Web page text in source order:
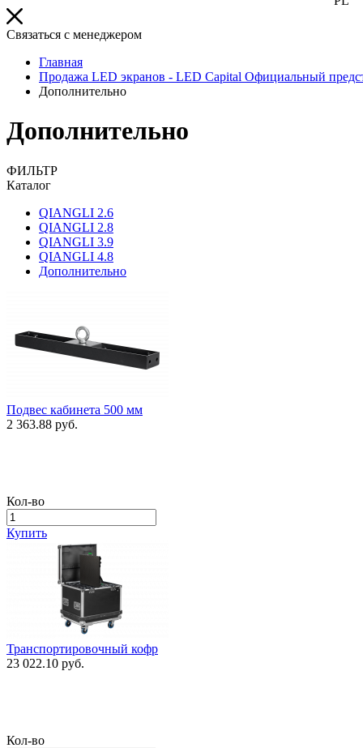
Связаться с менеджером
Главная
Продажа LED экранов - LED Capital Официальный
Дополнительно
Дополнительно
ФИЛЬТР
Каталог
QIANGLI 2.6
QIANGLI 2.8
QIANGLI 3.9
QIANGLI 4.8
Дополнительно
Подвес кабинета 500 мм
2 363.88 руб.
Кол-во
Купить
Транспортировочный кофр
23 022.10 руб.
Кол-во